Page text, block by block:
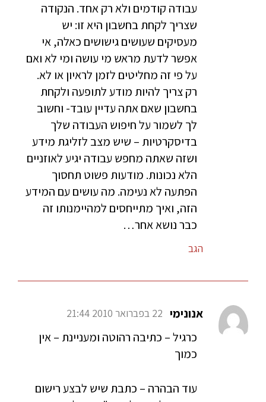
עבודה קודמים ולא רק אחד. הנקודה
שצריך לקחת בחשבון היא זו: יש
מעסיקים שעושים גישושים כאלה, אי
אפשר לדעת מראש מי עושה ומי לא ואם
על פי זה מחליטים לזמן לראיון או לא.
רק צריך להיות מודע לתופעה ולקחת
בחשבון שאם אתה עדיין עובד- וחשוב
לך לשמור על חיפוש העבודה שלך
בדיסקרטיות – שיש מצב לזליגת מידע
ושזה שאתה מחפש עבודה יגיע לאוזניים
הלא נכונות. מודעות פשוט תחסוך
הפתעה לא נעימה. מה עושים עם המידע
הזה, ואיך מתייחסים למהיימנותו זה
כבר נושא אחר…
הגב
אנונימי 22 בפברואר 2010 21:44
כרגיל – כתיבה רהוטה ומעניינת – אין
כמוך
עוד הבהרה – כתבת שיש לבצע רישום